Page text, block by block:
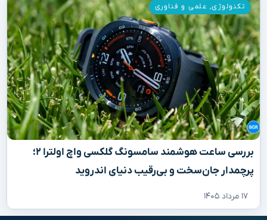
بررسی ساعت هوشمند سامسونگ گلکسی واچ اولترا ۲؛
پرچمدار جان‌سخت و بی‌رقیب دنیای اندروید
۱۷ مرداد ۱۴۰۵
تکنولوژی, علمی و فناوری